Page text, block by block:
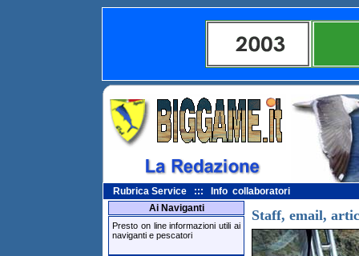
Rubrica Service ::: Info collaboratori
Ai Naviganti
Presto on line informazioni utili ai
naviganti e pescatori
Staff, email,